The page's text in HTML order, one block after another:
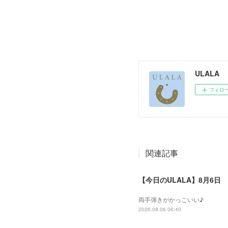
ULALA
フォロ
関連記事
【今日のULALA】8月6日
両手弾きがかっこいい♪
2026.08.06 06:40